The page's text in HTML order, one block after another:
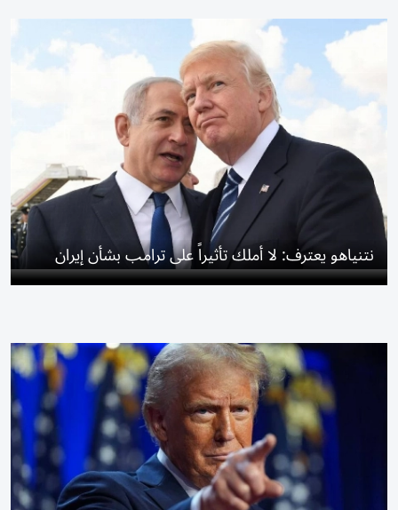
نتنياهو يعترف: لا أملك تأثيراً على ترامب بشأن إيران